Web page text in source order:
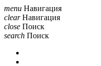
menu Навигация
clear Навигация
close Поиск
search Поиск